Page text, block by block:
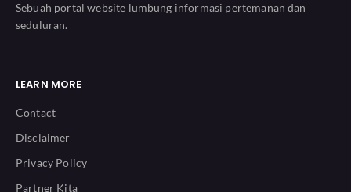
Sebuah portal website lumbung informasi pertemanan dan
seduluran.
LEARN MORE
Contact
Disclaimer
Privacy Policy
Partner Kita